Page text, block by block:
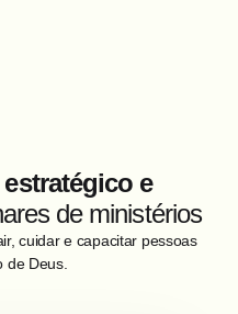
e
de ministérios
cuidar e capacitar pessoas
de Deus.